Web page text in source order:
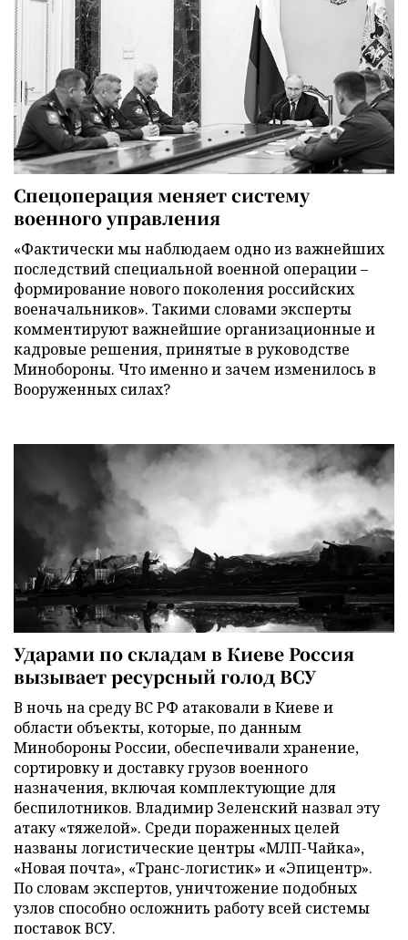
Спецоперация меняет систему
военного управления
«Фактически мы наблюдаем одно из важнейших
последствий специальной военной операции –
формирование нового поколения российских
военачальников». Такими словами эксперты
комментируют важнейшие организационные и
кадровые решения, принятые в руководстве
Минобороны. Что именно и зачем изменилось в
Вооруженных силах?
Ударами по складам в Киеве Россия
вызывает ресурсный голод ВСУ
В ночь на среду ВС РФ атаковали в Киеве и
области объекты, которые, по данным
Минобороны России, обеспечивали хранение,
сортировку и доставку грузов военного
назначения, включая комплектующие для
беспилотников. Владимир Зеленский назвал эту
атаку «тяжелой». Среди пораженных целей
названы логистические центры «МЛП-Чайка»,
«Новая почта», «Транс-логистик» и «Эпицентр».
По словам экспертов, уничтожение подобных
узлов способно осложнить работу всей системы
поставок ВСУ.